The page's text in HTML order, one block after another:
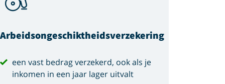
Arbeids­ongeschiktheids­verzekering
een vast bedrag verzekerd, ook als je
inkomen in een jaar lager uitvalt